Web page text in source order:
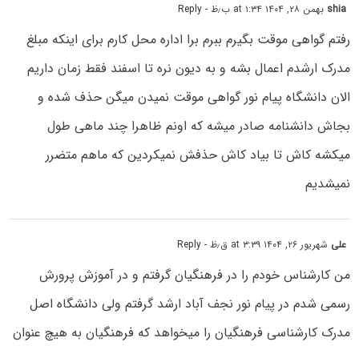
shia بهمن ۲۸, ۱۴۰۴ at ۱:۳۴ ب٫ظ - Reply
رفتم گواهی موقت بگیرم ببرم برا اداره محل کارم برای اینکه مبلغ
مدرک ارشدم اعمال بشه و به دیون نره تا اسفند فقط زمان داریم
الان دانشگاه پیام نور گواهی موقت نمیدن میگن حذف شده و
بجاش دانشنامه صادر میشه که اونم ظاهرا چند ماهی طول
میکشه کاش تا بیاد کاش حذفش نمیکردین که ماهم متضرر
نمیشدیم
علی شهریور ۲۶, ۱۴۰۴ at ۳:۳۹ ق٫ظ - Reply
من کارشناس خودم را در فرهنگیان گرفتم و در آموزش پرورش
رسمی شدم در پیام نور نجف آباد ارشد گرفتم ولی دانشگاه اصل
مدرک کارشناسی فرهنگیان را میخواهد که فرهنگیان به هیچ عنوان